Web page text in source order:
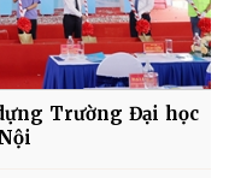
Trường Đại học